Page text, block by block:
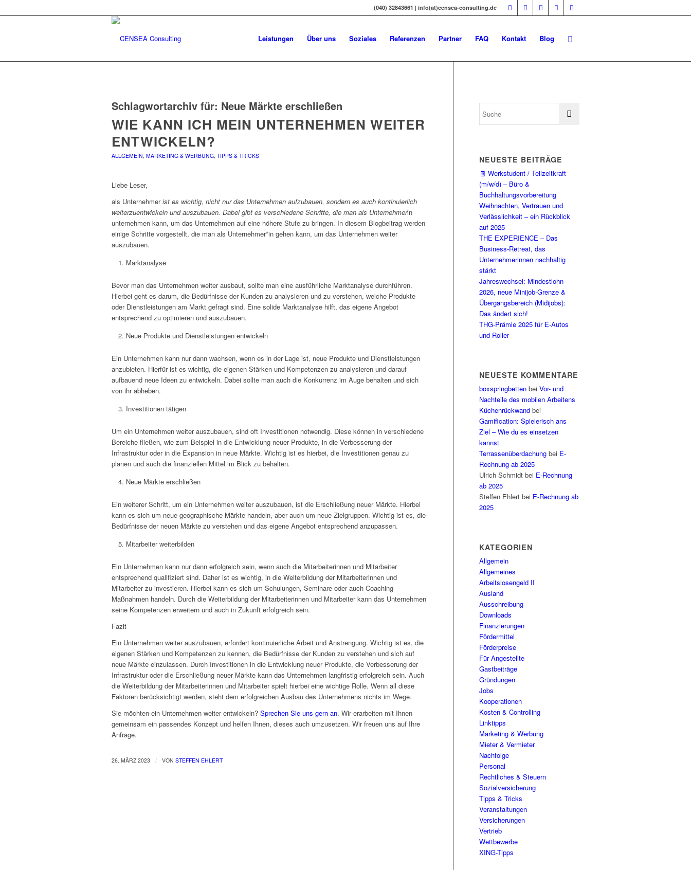
(040) 32843661 | info(at)censea-consulting.de
Leistungen Über uns Soziales Referenzen Partner FAQ Kontakt Blog
Schlagwortarchiv für: Neue Märkte erschließen
WIE KANN ICH MEIN UNTERNEHMEN WEITER
ENTWICKELN?
ALLGEMEIN, MARKETING & WERBUNG, TIPPS & TRICKS
Liebe Leser,
als Unternehmerist es wichtig, nicht nur das Unternehmen aufzubauen, sondern es auch kontinuierlich
weiterzuentwickeln und auszubauen. Dabei gibt es verschiedene Schritte, die man als Unternehmerin
unternehmen kann, um das Unternehmen auf eine höhere Stufe zu bringen. In diesem Blogbeitrag werden
einige Schritte vorgestellt, die man als Unternehmer*in gehen kann, um das Unternehmen weiter
auszubauen.
Marktanalyse
Bevor man das Unternehmen weiter ausbaut, sollte man eine ausführliche Marktanalyse durchführen.
Hierbei geht es darum, die Bedürfnisse der Kunden zu analysieren und zu verstehen, welche Produkte
oder Dienstleistungen am Markt gefragt sind. Eine solide Marktanalyse hilft, das eigene Angebot
entsprechend zu optimieren und auszubauen.
Neue Produkte und Dienstleistungen entwickeln
Ein Unternehmen kann nur dann wachsen, wenn es in der Lage ist, neue Produkte und Dienstleistungen
anzubieten. Hierfür ist es wichtig, die eigenen Stärken und Kompetenzen zu analysieren und darauf
aufbauend neue Ideen zu entwickeln. Dabei sollte man auch die Konkurrenz im Auge behalten und sich
von ihr abheben.
Investitionen tätigen
Um ein Unternehmen weiter auszubauen, sind oft Investitionen notwendig. Diese können in verschiedene
Bereiche fließen, wie zum Beispiel in die Entwicklung neuer Produkte, in die Verbesserung der
Infrastruktur oder in die Expansion in neue Märkte. Wichtig ist es hierbei, die Investitionen genau zu
planen und auch die finanziellen Mittel im Blick zu behalten.
Neue Märkte erschließen
Ein weiterer Schritt, um ein Unternehmen weiter auszubauen, ist die Erschließung neuer Märkte. Hierbei
kann es sich um neue geographische Märkte handeln, aber auch um neue Zielgruppen. Wichtig ist es, die
Bedürfnisse der neuen Märkte zu verstehen und das eigene Angebot entsprechend anzupassen.
Mitarbeiter weiterbilden
Ein Unternehmen kann nur dann erfolgreich sein, wenn auch die Mitarbeiterinnen und Mitarbeiter
entsprechend qualifiziert sind. Daher ist es wichtig, in die Weiterbildung der Mitarbeiterinnen und
Mitarbeiter zu investieren. Hierbei kann es sich um Schulungen, Seminare oder auch Coaching-
Maßnahmen handeln. Durch die Weiterbildung der Mitarbeiterinnen und Mitarbeiter kann das Unternehmen
seine Kompetenzen erweitern und auch in Zukunft erfolgreich sein.
Fazit
Ein Unternehmen weiter auszubauen, erfordert kontinuierliche Arbeit und Anstrengung. Wichtig ist es, die
eigenen Stärken und Kompetenzen zu kennen, die Bedürfnisse der Kunden zu verstehen und sich auf
neue Märkte einzulassen. Durch Investitionen in die Entwicklung neuer Produkte, die Verbesserung der
Infrastruktur oder die Erschließung neuer Märkte kann das Unternehmen langfristig erfolgreich sein. Auch
die Weiterbildung der Mitarbeiterinnen und Mitarbeiter spielt hierbei eine wichtige Rolle. Wenn all diese
Faktoren berücksichtigt werden, steht dem erfolgreichen Ausbau des Unternehmens nichts im Wege.
Sie möchten ein Unternehmen weiter entwickeln? Sprechen Sie uns gern an. Wir erarbeiten mit Ihnen
gemeinsam ein passendes Konzept und helfen Ihnen, dieses auch umzusetzen. Wir freuen uns auf Ihre
Anfrage.
26. MÄRZ 2023 / VON STEFFEN EHLERT
NEUESTE BEITRÄGE
🧾 Werkstudent / Teilzeitkraft
(m/w/d) – Büro &
Buchhaltungsvorbereitung
Weihnachten, Vertrauen und
Verlässlichkeit – ein Rückblick
auf 2025
THE EXPERIENCE – Das
Business-Retreat, das
Unternehmerinnen nachhaltig
stärkt
Jahreswechsel: Mindestlohn
2026, neue Minijob-Grenze &
Übergangsbereich (Midijobs):
Das ändert sich!
THG-Prämie 2025 für E-Autos
und Roller
NEUESTE KOMMENTARE
boxspringbetten beiVor- und
Nachteile des mobilen Arbeitens
Küchenrückwand bei
Gamification: Spielerisch ans
Ziel – Wie du es einsetzen
kannst
Terrassenüberdachung bei E-
Rechnung ab 2025
Ulrich Schmidt bei E-Rechnung
ab 2025
Steffen Ehlert bei E-Rechnung ab
2025
KATEGORIEN
Allgemein
Allgemeines
Arbeitslosengeld II
Ausland
Ausschreibung
Downloads
Finanzierungen
Fördermittel
Förderpreise
Für Angestellte
Gastbeiträge
Gründungen
Jobs
Kooperationen
Kosten & Controlling
Linktipps
Marketing & Werbung
Mieter & Vermieter
Nachfolge
Personal
Rechtliches & Steuern
Sozialversicherung
Tipps & Tricks
Veranstaltungen
Versicherungen
Vertrieb
Wettbewerbe
XING-Tipps